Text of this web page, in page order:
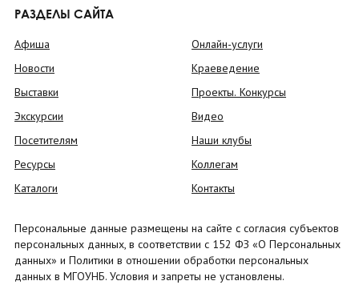
РАЗДЕЛЫ САЙТА
Афиша
Новости
Выставки
Экскурсии
Посетителям
Ресурсы
Каталоги
Онлайн-услуги
Краеведение
Проекты. Конкурсы
Видео
Наши клубы
Коллегам
Контакты
Персональные данные размещены на сайте с согласия субъектов
персональных данных, в соответствии с 152 ФЗ «О Персональных
данных» и Политики в отношении обработки персональных
данных в МГОУНБ. Условия и запреты не установлены.